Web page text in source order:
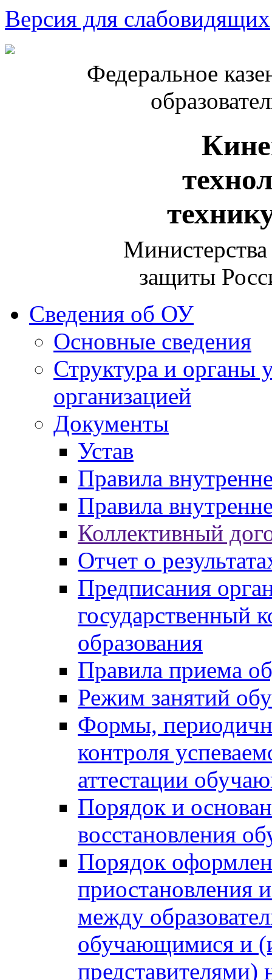
Версия для слабовидящих
Федеральное
защиты
Сведения об ОУ
Основные сведения
Структура и органы
организацией
Документы
Устав
Правила
Правила
Коллективный
Отчет о
Предписания
государственный
образования
Правила приема
Режим занятий
Формы,
контроля
аттестации
Порядок и
восстановления
Порядок
приостановления
между
обучающимися и
представителями)